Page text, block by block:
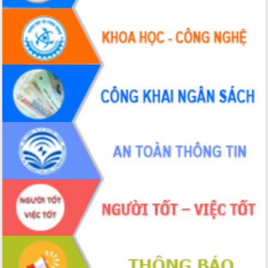
Hội thảo khoa học “Giải pháp thúc đẩy
phát triển nền kinh tế xanh tại tỉnh
Đắk Lắk”
Tăng cường giám sát, đôn đốc thực
hiện nhiệm vụ quản lý tài sản công
hàng tuần
Tháo gỡ những vướng mắc, đẩy mạnh
công tác cải cách thủ tục hành chính
tại Trung tâm Phục vụ hành chính
công tỉnh
Đắk Lắk: Tôn vinh 46 giải pháp tại Hội
thi Sáng tạo Kỹ thuật 2024 - 2025
Đắk Lắk rà soát, điều chỉnh Đề án 190
về phát triển nuôi trồng thủy sản
Phó Chủ tịch UBND tỉnh Đắk Lắk
Trương Công Thái kiểm tra thực địa
Dự án cao tốc Khánh Hòa - Buôn Ma
Thuột
Định vị cà phê Việt Nam như một “di
sản sống” trong dòng chảy toàn cầu